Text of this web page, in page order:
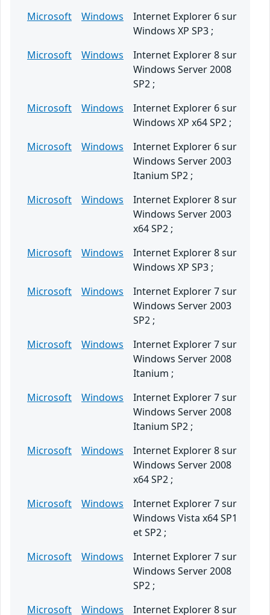
Microsoft
Windows
Internet Explorer 6 sur
Windows XP SP3 ;
Microsoft
Windows
Internet Explorer 8 sur
Windows Server 2008
SP2 ;
Microsoft
Windows
Internet Explorer 6 sur
Windows XP x64 SP2 ;
Microsoft
Windows
Internet Explorer 6 sur
Windows Server 2003
Itanium SP2 ;
Microsoft
Windows
Internet Explorer 8 sur
Windows Server 2003
x64 SP2 ;
Microsoft
Windows
Internet Explorer 8 sur
Windows XP SP3 ;
Microsoft
Windows
Internet Explorer 7 sur
Windows Server 2003
SP2 ;
Microsoft
Windows
Internet Explorer 7 sur
Windows Server 2008
Itanium ;
Microsoft
Windows
Internet Explorer 7 sur
Windows Server 2008
Itanium SP2 ;
Microsoft
Windows
Internet Explorer 8 sur
Windows Server 2008
x64 SP2 ;
Microsoft
Windows
Internet Explorer 7 sur
Windows Vista x64 SP1
et SP2 ;
Microsoft
Windows
Internet Explorer 7 sur
Windows Server 2008
SP2 ;
Microsoft
Windows Internet Explorer 8 sur